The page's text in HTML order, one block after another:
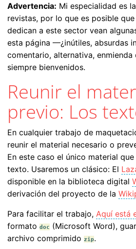
Advertencia: Mi especialidad es
revistas, por lo que es posible
dedican a este sector vean
esta página —¿inútiles, absurdas
comentario, alternativa, enmienda
siempre bienvenidos.
Reunir el
previo: Los
En cualquier trabajo de
reunir el material necesario o
En este caso el único material
texto. Usaremos un clásico: El
disponible en la biblioteca digital
derivación del proyecto de la
Para facilitar el trabajo, Aquí está
formato doc (Microsoft Word),
archivo comprimido zip.